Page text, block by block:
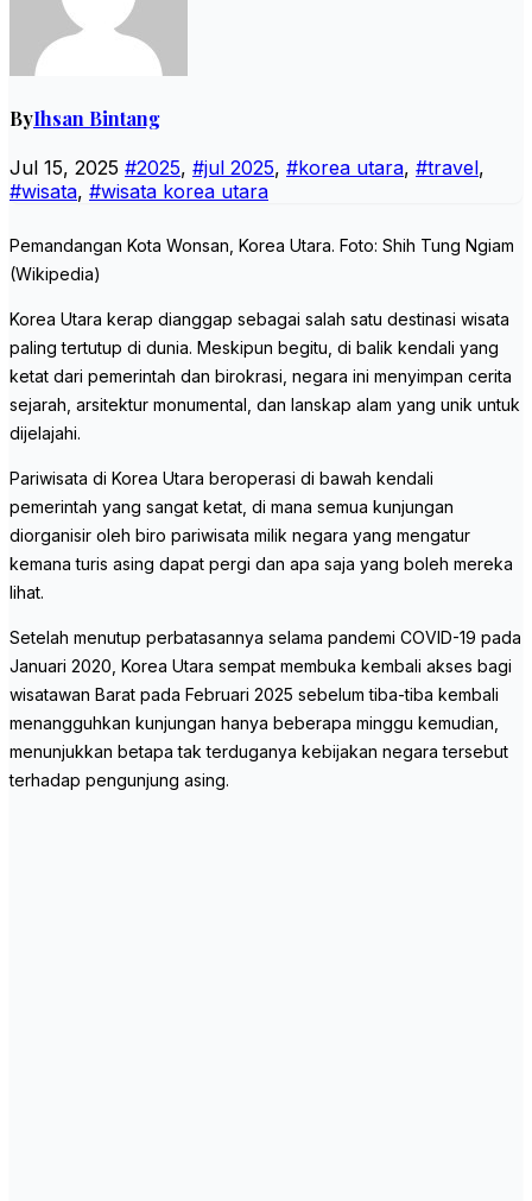
ByIhsan Bintang
Jul 15, 2025 #2025, #jul 2025, #korea utara, #travel,
#wisata, #wisata korea utara
Pemandangan Kota Wonsan, Korea Utara. Foto: Shih Tung Ngiam
(Wikipedia)
Korea Utara kerap dianggap sebagai salah satu destinasi wisata
paling tertutup di dunia. Meskipun begitu, di balik kendali yang
ketat dari pemerintah dan birokrasi, negara ini menyimpan cerita
sejarah, arsitektur monumental, dan lanskap alam yang unik untuk
dijelajahi.
Pariwisata di Korea Utara beroperasi di bawah kendali
pemerintah yang sangat ketat, di mana semua kunjungan
diorganisir oleh biro pariwisata milik negara yang mengatur
kemana turis asing dapat pergi dan apa saja yang boleh mereka
lihat.
Setelah menutup perbatasannya selama pandemi COVID-19 pada
Januari 2020, Korea Utara sempat membuka kembali akses bagi
wisatawan Barat pada Februari 2025 sebelum tiba-tiba kembali
menangguhkan kunjungan hanya beberapa minggu kemudian,
menunjukkan betapa tak terduganya kebijakan negara tersebut
terhadap pengunjung asing.